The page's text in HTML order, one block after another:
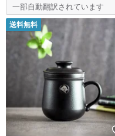
一部自動翻訳されています
送料無料